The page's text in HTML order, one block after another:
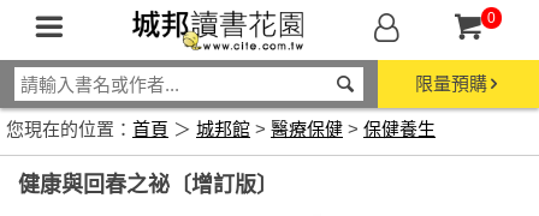
0
限量預購
您現在的位置： 首頁 ＞ 城邦館 > 醫療保健 > 保健養生
健康與回春之祕〔增訂版〕